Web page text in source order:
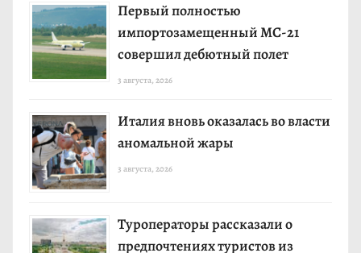
Первый полностью
импортозамещенный МС-21
совершил дебютный полет
3 августа, 2026
Италия вновь оказалась во власти
аномальной жары
3 августа, 2026
Туроператоры рассказали о
предпочтениях туристов из